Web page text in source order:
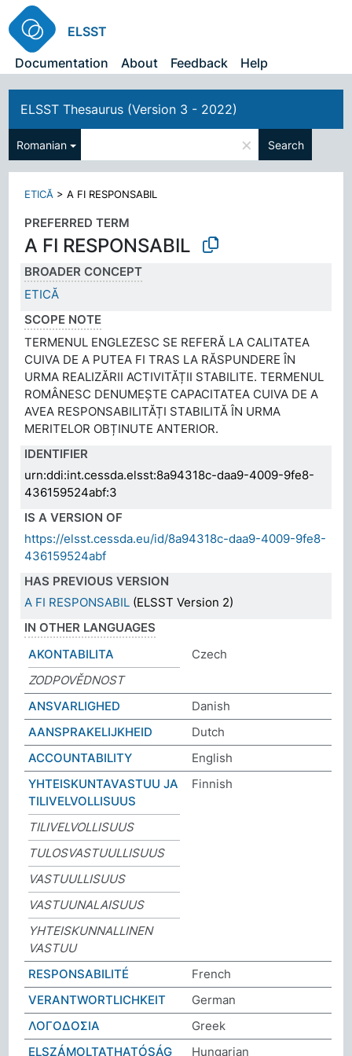
ELSST
Documentation
About Feedback Help
ELSST Thesaurus (Version 3 - 2022)
Romanian × Search
ETICĂ >A FI RESPONSABIL
PREFERRED TERM
A FI RESPONSABIL
BROADER CONCEPT
ETICĂ
SCOPE NOTE
TERMENUL ENGLEZESC SE REFERĂ LA CALITATEA
CUIVA DE A PUTEA FI TRAS LA RĂSPUNDERE ÎN
URMA REALIZĂRII ACTIVITĂȚII STABILITE. TERMENUL
ROMÂNESC DENUMEȘTE CAPACITATEA CUIVA DE A
AVEA RESPONSABILITĂȚI STABILITĂ ÎN URMA
MERITELOR OBȚINUTE ANTERIOR.
IDENTIFIER
urn:ddi:int.cessda.elsst:8a94318c-daa9-4009-9fe8-
436159524abf:3
IS A VERSION OF
https://elsst.cessda.eu/id/8a94318c-daa9-4009-9fe8-
436159524abf
HAS PREVIOUS VERSION
A FI RESPONSABIL (ELSST Version 2)
IN OTHER LANGUAGES
AKONTABILITA
Czech
ZODPOVĚDNOST
ANSVARLIGHED
Danish
AANSPRAKELIJKHEID
Dutch
ACCOUNTABILITY
English
YHTEISKUNTAVASTUU JA
TILIVELVOLLISUUS
Finnish
TILIVELVOLLISUUS
TULOSVASTUULLISUUS
VASTUULLISUUS
VASTUUNALAISUUS
YHTEISKUNNALLINEN
VASTUU
RESPONSABILITÉ
French
VERANTWORTLICHKEIT
German
ΛΟΓΟΔΟΣΙΑ
Greek
ELSZÁMOLTATHATÓSÁG
Hungarian